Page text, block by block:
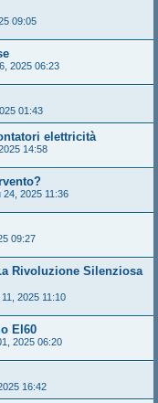
09:05
2025 06:23
01:43
elettricità
14:58
24, 2025 11:36
09:27
Rivoluzione Silenziosa
2025 11:10
EI60
2025 06:20
16:42